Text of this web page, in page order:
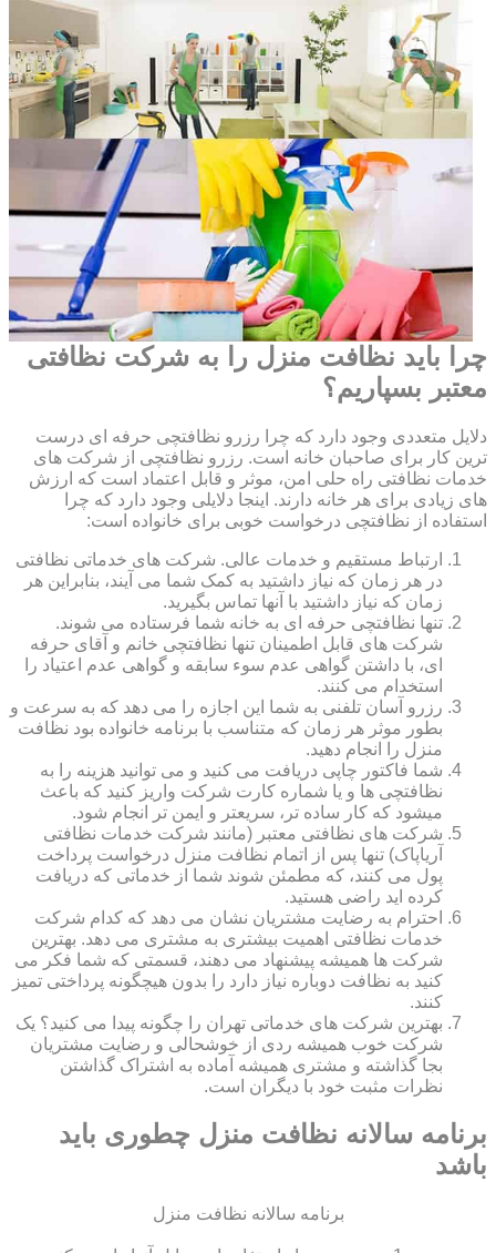
چرا باید نظافت منزل را به شرکت نظافتی
معتبر بسپاریم؟
دلایل متعددی وجود دارد که چرا رزرو نظافتچی حرفه ای درست
ترین کار برای صاحبان خانه است. رزرو نظافتچی از شرکت های
خدمات نظافتی راه حلی امن، موثر و قابل اعتماد است که ارزش
های زیادی برای هر خانه دارند. اینجا دلایلی وجود دارد که چرا
استفاده از نظافتچی درخواست خوبی برای خانواده است:
ارتباط مستقیم و خدمات عالی. شرکت های خدماتی نظافتی
در هر زمان که نیاز داشتید به کمک شما می آیند، بنابراین هر
زمان که نیاز داشتید با آنها تماس بگیرید.
تنها نظافتچی حرفه ای به خانه شما فرستاده می شوند.
شرکت های قابل اطمینان تنها نظافتچی خانم و آقای حرفه
ای، با داشتن گواهی عدم سوء سابقه و گواهی عدم اعتیاد را
استخدام می کنند.
رزرو آسان تلفنی به شما این اجازه را می دهد که به سرعت و
بطور موثر هر زمان که متناسب با برنامه خانواده بود نظافت
منزل را انجام دهید.
شما فاکتور چاپی دریافت می کنید و می توانید هزینه را به
نظافتچی ها و یا شماره کارت شرکت واریز کنید که باعث
میشود که کار ساده تر، سریعتر و ایمن تر انجام شود.
شرکت های نظافتی معتبر (مانند شرکت خدمات نظافتی
آریاپاک) تنها پس از اتمام نظافت منزل درخواست پرداخت
پول می کنند، که مطمئن شوند شما از خدماتی که دریافت
کرده اید راضی هستید.
احترام به رضایت مشتریان نشان می دهد که کدام شرکت
خدمات نظافتی اهمیت بیشتری به مشتری می دهد. بهترین
شرکت ها همیشه پیشنهاد می دهند، قسمتی که شما فکر می
کنید به نظافت دوباره نیاز دارد را بدون هیچگونه پرداختی تمیز
کنند.
بهترین شرکت های خدماتی تهران را چگونه پیدا می کنید؟ یک
شرکت خوب همیشه ردی از خوشحالی و رضایت مشتریان
بجا گذاشته و مشتری همیشه آماده به اشتراک گذاشتن
نظرات مثبت خود با دیگران است.
برنامه سالانه نظافت منزل چطوری باید
باشد
برنامه سالانه نظافت منزل